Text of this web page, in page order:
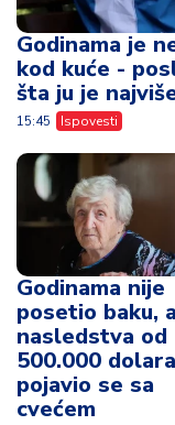
Godinama je
kod kuće -
šta ju je
15:45 Ispovesti
Godinama nije
posetio baku,
nasledstva od
500.000 dolara
pojavio se sa
cvećem